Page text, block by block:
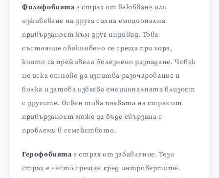
Филофобиятае страх от влюбване или
изживяване на друга силна емоционална
привързаност към друг индивид. Това
състояние обикновено се среща при хора,
които са преживели болезнено разпадане. Човек
не иска отново да изпитва разочарование и
болка и затова избягва емоционалната близост
с другите. Освен това появата на страх от
привързаност може да бъде свързана с
проблеми в семейството.
Герофобиятае страх от забавление. Този
страх е често срещан сред интровертите.